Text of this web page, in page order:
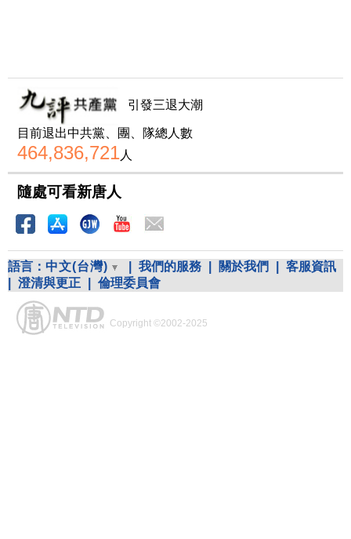
引發三退大潮
目前退出中共黨、團、隊總人數
464,836,721人
隨處可看新唐人
語言： 中文(台灣) 我們的服務 關於我們
客服資訊
澄清與更正 倫理委員會
Copyright ©2002-2025